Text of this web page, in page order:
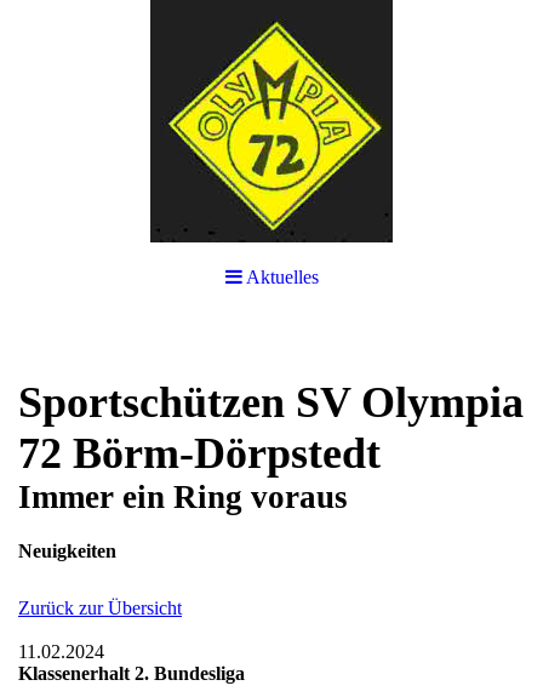
Aktuelles
Sportschützen SV Olympia
72 Börm-Dörpstedt
Immer ein Ring voraus
Neuigkeiten
Zurück zur Übersicht
11.02.2024
Klassenerhalt 2. Bundesliga